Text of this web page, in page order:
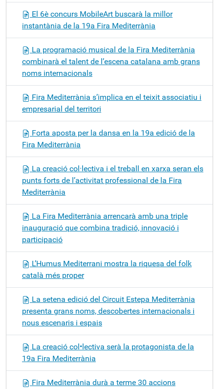
El 6è concurs MobileArt buscarà la millor
instantània de la 19a Fira Mediterrània
La programació musical de la Fira Mediterrània
combinarà el talent de l’escena catalana amb grans
noms internacionals
Fira Mediterrània s’implica en el teixit associatiu i
empresarial del territori
Forta aposta per la dansa en la 19a edició de la
Fira Mediterrània
La creació col·lectiva i el treball en xarxa seran els
punts forts de l’activitat professional de la Fira
Mediterrània
La Fira Mediterrània arrencarà amb una triple
inauguració que combina tradició, innovació i
participació
L’Humus Mediterrani mostra la riquesa del folk
català més proper
La setena edició del Circuit Estepa Mediterrània
presenta grans noms, descobertes internacionals i
nous escenaris i espais
La creació col•lectiva serà la protagonista de la
19a Fira Mediterrània
Fira Mediterrània durà a terme 30 accions